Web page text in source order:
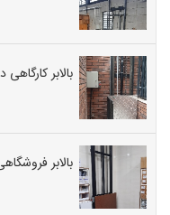
بالابر
بالابر فروشگاهی